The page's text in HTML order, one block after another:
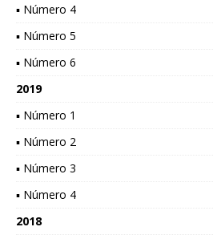
▪ Número 4
▪ Número 5
▪ Número 6
2019
▪ Número 1
▪ Número 2
▪ Número 3
▪ Número 4
2018